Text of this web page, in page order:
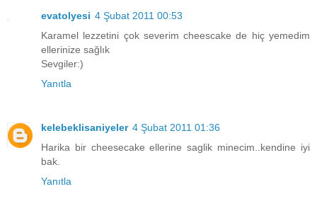
evatolyesi 4 Şubat 2011 00:53
Karamel lezzetini çok severim cheescake de hiç yemedim
ellerinize sağlık
Sevgiler:)
Yanıtla
kelebeklisaniyeler 4 Şubat 2011 01:36
Harika bir cheesecake ellerine saglik minecim..kendine iyi
bak.
Yanıtla